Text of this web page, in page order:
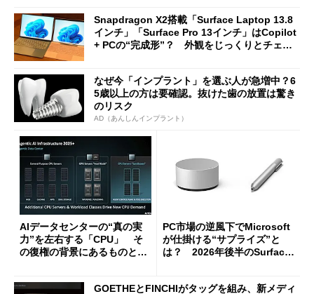
Snapdragon X2搭載「Surface Laptop 13.8
インチ」「Surface Pro 13インチ」はCopilot
+ PCの“完成形”？ 外観をじっくりとチェッ
なぜ今「インプラント」を選ぶ人が急増中？6
5歳以上の方は要確認。抜けた歯の放置は驚き
のリスク
AD（あんしんインプラント）
AIデータセンターの“真の実
力”を左右する「CPU」 そ
の復権の背景にあるものと
PC市場の逆風下でMicrosoft
が仕掛ける“サプライズ”と
は？ 2026年後半のSurface
GOETHEとFINCHIがタッグを組み、新メディ